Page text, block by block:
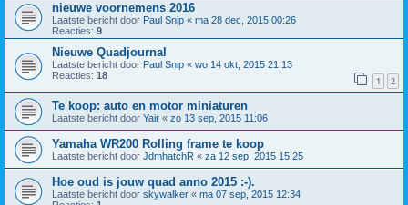
nieuwe voornemens 2016
Laatste bericht door Paul Snip « ma 28 dec, 2015 00:26
Reacties: 9
Nieuwe Quadjournal
Laatste bericht door Paul Snip « wo 14 okt, 2015 21:13
Reacties: 18 1 2
Te koop: auto en motor miniaturen
Laatste bericht door Yair « zo 13 sep, 2015 11:06
Yamaha WR200 Rolling frame te koop
Laatste bericht door JdmhatchR « za 12 sep, 2015 15:25
Hoe oud is jouw quad anno 2015 :-).
Laatste bericht door skywalker « ma 07 sep, 2015 12:34